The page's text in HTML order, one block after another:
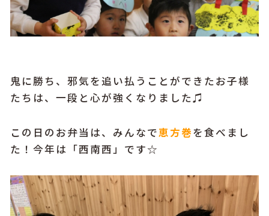
鬼に勝ち、邪気を追い払うことができたお子様
たちは、一段と心が強くなりました♫
この日のお弁当は、みんなで恵方巻を食べまし
た！今年は「西南西」です☆